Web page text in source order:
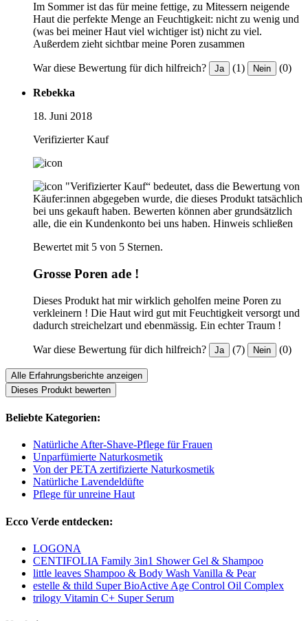
Im Sommer ist das für meine fettige, zu Mitessern neigende
Haut die perfekte Menge an Feuchtigkeit: nicht zu wenig und
(was bei meiner Haut viel wichtiger ist) nicht zu viel.
Außerdem zieht sichtbar meine Poren zusammen
War diese Bewertung für dich hilfreich? Ja (1) Nein (0)
Rebekka
18. Juni 2018
Verifizierter Kauf
"Verifizierter Kauf“ bedeutet, dass die Bewertung von
Käufer:innen abgegeben wurde, die dieses Produkt tatsächlich
bei uns gekauft haben. Bewerten können aber grundsätzlich
alle, die ein Kundenkonto bei uns haben. Hinweis schließen
Bewertet mit 5 von 5 Sternen.
Grosse Poren ade !
Dieses Produkt hat mir wirklich geholfen meine Poren zu
verkleinern ! Die Haut wird gut mit Feuchtigkeit versorgt und
dadurch streichelzart und ebenmässig. Ein echter Traum !
War diese Bewertung für dich hilfreich? Ja (7) Nein (0)
Alle Erfahrungsberichte anzeigen
Dieses Produkt bewerten
Beliebte Kategorien:
Natürliche After-Shave-Pflege für Frauen
Unparfümierte Naturkosmetik
Von der PETA zertifizierte Naturkosmetik
Natürliche Lavendeldüfte
Pflege für unreine Haut
Ecco Verde entdecken:
LOGONA
CENTIFOLIA Family 3in1 Shower Gel & Shampoo
little leaves Shampoo & Body Wash Vanilla & Pear
estelle & thild Super BioActive Age Control Oil Complex
trilogy Vitamin C+ Super Serum